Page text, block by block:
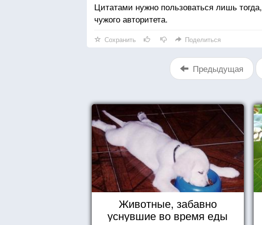
Цитатами нужно пользоваться лишь
чужого авторитета.
Сохранить Поделиться
Предыдущая
Животные, забавно
уснувшие во время еды